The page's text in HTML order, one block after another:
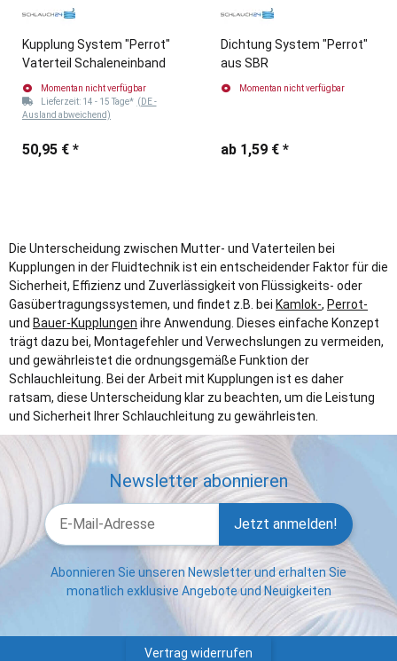
Kupplung System "Perrot"
Vaterteil Schaleneinband
Momentan nicht verfügbar
Lieferzeit: 14 - 15 Tage* (DE -
Ausland abweichend)
50,95 € *
Dichtung System "Perrot"
aus SBR
Momentan nicht verfügbar
ab 1,59 € *
Die Unterscheidung zwischen Mutter- und Vaterteilen bei
Kupplungen in der Fluidtechnik ist ein entscheidender Faktor für die
Sicherheit, Effizienz und Zuverlässigkeit von Flüssigkeits- oder
Gasübertragungssystemen, und findet z.B. bei Kamlok-, Perrot-
und Bauer-Kupplungen ihre Anwendung. Dieses einfache Konzept
trägt dazu bei, Montagefehler und Verwechslungen zu vermeiden,
und gewährleistet die ordnungsgemäße Funktion der
Schlauchleitung. Bei der Arbeit mit Kupplungen ist es daher
ratsam, diese Unterscheidung klar zu beachten, um die Leistung
und Sicherheit Ihrer Schlauchleitung zu gewährleisten.
Newsletter abonnieren
Jetzt anmelden!
Abonnieren Sie unseren Newsletter und erhalten Sie
monatlich exklusive Angebote und Neuigkeiten
Vertrag widerrufen